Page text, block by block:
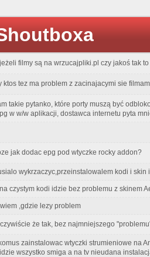
jeżeli filmy są na wrzucajpliki.pl czy jakoś tak
ktos tez ma problem z zacinajacymi sie
takie pytanko, które porty muszą być
w w/w aplikacji, dostawca internetu pyta
jak dodac epg pod wtyczke rocky addon?
wykrzaczyc,przeinstalowalem kodi i skin
czystym kodi idzie bez problemu z skinem
,gdzie lezy problem
że tak, bez najmniejszego
zainstalowac wtyczki strumieniowe na
wszystko smiga a na tv nieudana